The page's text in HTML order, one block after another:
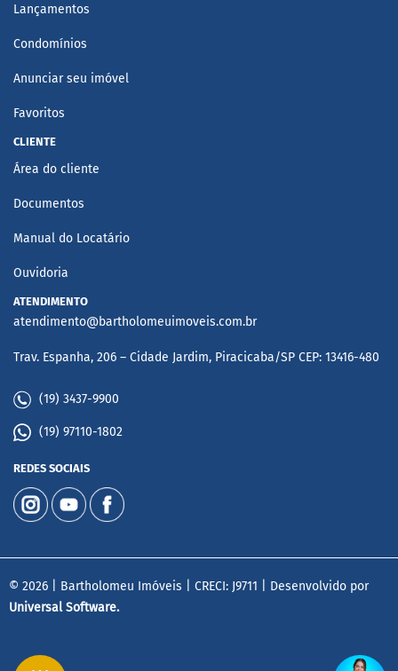
Lançamentos
Condomínios
Anunciar seu imóvel
Favoritos
CLIENTE
Área do cliente
Documentos
Manual do Locatário
Ouvidoria
ATENDIMENTO
atendimento@bartholomeuimoveis.com.br
Trav. Espanha, 206 – Cidade Jardim, Piracicaba/SP CEP: 13416-480
(19) 3437-9900
(19) 97110-1802
REDES SOCIAIS
© 2026 | Bartholomeu Imóveis | CRECI: J9711 | Desenvolvido por
Universal Software.